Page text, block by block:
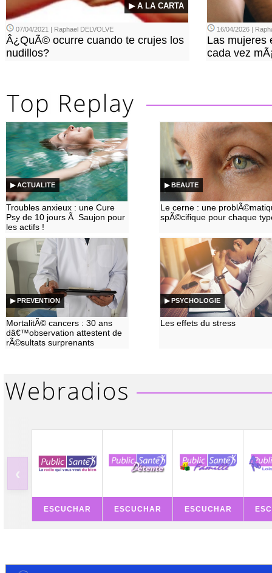
▶ A LA CARTA
07/04/2021 | Raphael DELVOLVE
Â¿QuÃ© ocurre cuando te crujes los
nudillos?
16/04/2026 |
Las mujeres
cada vez
▶ ACTUALITE
Troubles anxieux : une Cure
Psy de 10 jours Ã Saujon pour
les actifs !
▶ BEAUTE
Le cerne : une
spÃ©cifique pour chaque
▶ PREVENTION
MortalitÃ© cancers : 30 ans
dâ€™observation attestent de
rÃ©sultats surprenants
▶ PSYCHOLOGIE
Les effets du stress
‹
ESCUCHAR ESCUCHAR ESCUCHAR